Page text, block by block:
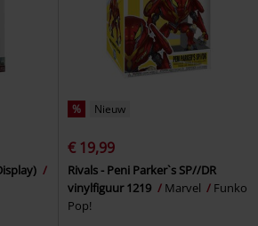
% Nieuw
€ 19,99
Rivals - Peni Parker`s SP//DR
vinylfiguur 1219
Marvel
Funko
Pop!